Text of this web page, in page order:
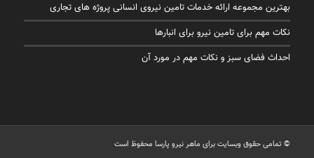
بهترین مجموعه ارائه خدمات تامین نیروی انسانی پروژه های تجاری
نکات مهم برای تامین نیرو برای انبارها
احداث فضای سبز و نکات مهم در مورد آن
© تمامی حقوق وبسایت برای ماهر نیرو پارسا محفوظ است